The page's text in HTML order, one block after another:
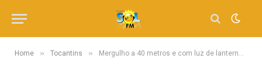
Home » Tocantins » Mergulho a 40 metros e com luz de lanternas: bombeiros dão detalhes das buscas por vítimas do desabamento de ponte